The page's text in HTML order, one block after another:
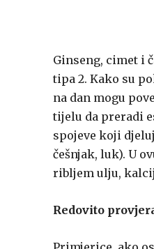
Ginseng, cimet i
tipa 2. Kako su
na dan mogu
tijelu da preradi
spojeve koji
češnjak, luk). U
ribljem ulju,
Redovito